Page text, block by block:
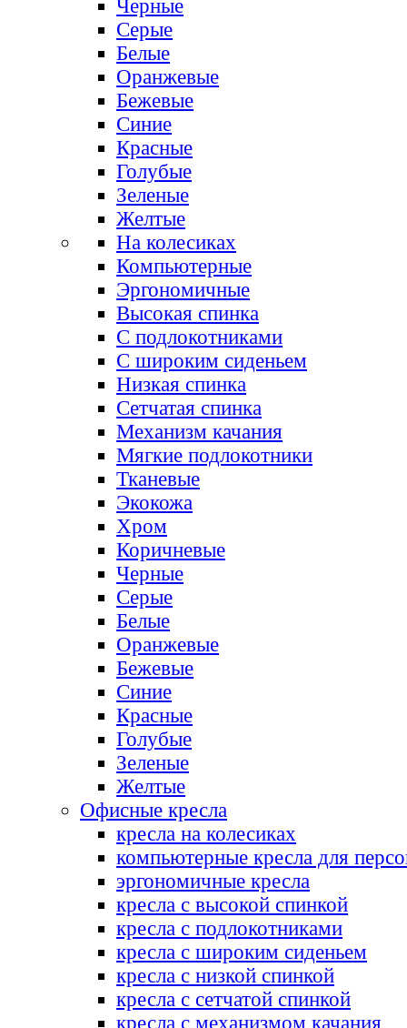
Черные
Серые
Белые
Оранжевые
Бежевые
Синие
Красные
Голубые
Зеленые
Желтые
На колесиках
Компьютерные
Эргономичные
Высокая спинка
С подлокотниками
С широким сиденьем
Низкая спинка
Сетчатая спинка
Механизм качания
Мягкие подлокотники
Тканевые
Экокожа
Хром
Коричневые
Черные
Серые
Белые
Оранжевые
Бежевые
Синие
Красные
Голубые
Зеленые
Желтые
Офисные кресла
кресла на колесиках
компьютерные кресла для
эргономичные кресла
кресла с высокой спинкой
кресла с подлокотниками
кресла с широким сиденьем
кресла с низкой спинкой
кресла с сетчатой спинкой
кресла с механизмом качания